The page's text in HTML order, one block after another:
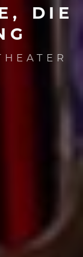
DIE